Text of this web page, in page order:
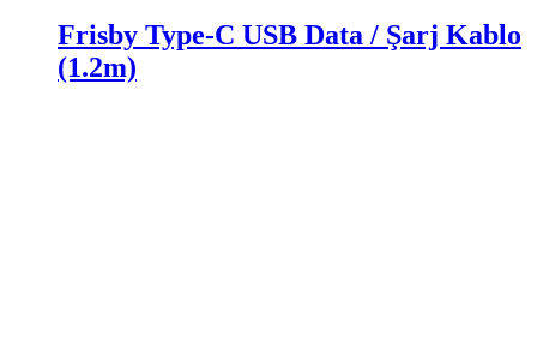
Frisby Type-C USB Data / Şarj Kablo
(1.2m)